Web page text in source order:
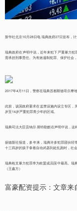
新华社北京10月28日电 瑞典政府27日宣布，
瑞典政府在声明中说，近年来犯下严重暴力
需承担刑事责任。为有效遏制犯罪、保护社会
2017年4月11日，警察在瑞典首都斯德哥尔摩
此前，该国政府要求在监禁设施内设立专区，
岁至14岁严重犯罪青少年的区域。
瑞典司法大臣贡纳尔·斯特勒默在声明中说，这
据德新社报道，多年来，瑞典许多犯罪团伙经
十三四岁的孩子拿着自动武器到处乱跑时，社
瑞典枪支暴力犯罪率为欧盟成员国中最高。瑞
（王鑫方）
富豪配资提示：文章来